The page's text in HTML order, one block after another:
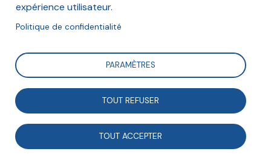
Le 3 juin 2021, Étienne Dupuis et Yannick Blanc,
respectivement chargé de mission Impact social de
l’Avise et vice-président de la Fonda, ont animé cette
formation sur l’évaluation. De quoi parle-t-on ? Par où
commencer ? Pourquoi et comment repenser les
représentations de la valeur ? Telles sont les questions
expérience utilisateur.
Politique de confidentialité
PARAMÈTRES
TOUT REFUSER
TOUT ACCEPTER